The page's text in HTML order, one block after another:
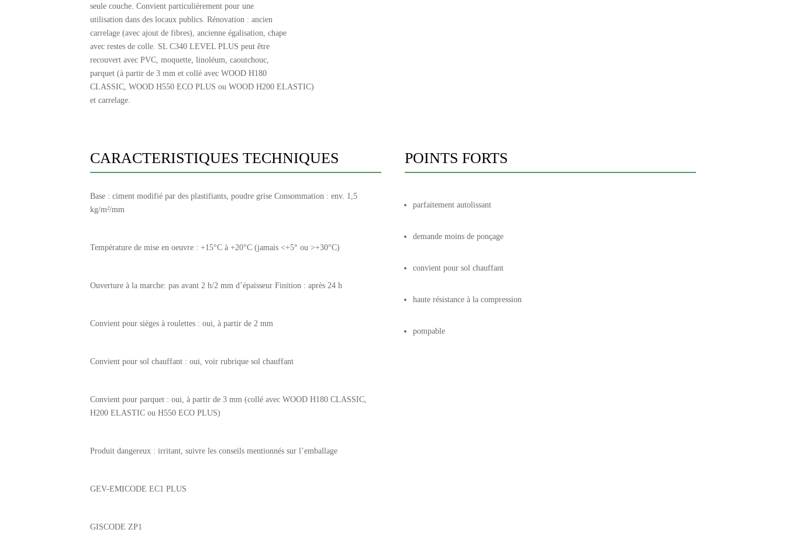
seule couche. Convient particulièrement pour une
utilisation dans des locaux publics. Rénovation : ancien
carrelage (avec ajout de fibres), ancienne égalisation, chape
avec restes de colle. SL C340 LEVEL PLUS peut être
recouvert avec PVC, moquette, linoléum, caoutchouc,
parquet (à partir de 3 mm et collé avec WOOD H180
CLASSIC, WOOD H550 ECO PLUS ou WOOD H200 ELASTIC)
et carrelage.
CARACTERISTIQUES TECHNIQUES
Base : ciment modifié par des plastifiants, poudre grise Consommation : env. 1,5
kg/m²/mm
Température de mise en oeuvre : +15°C à +20°C (jamais <+5° ou >+30°C)
Ouverture à la marche: pas avant 2 h/2 mm d’épaisseur Finition : après 24 h
Convient pour sièges à roulettes : oui, à partir de 2 mm
Convient pour sol chauffant : oui, voir rubrique sol chauffant
Convient pour parquet : oui, à partir de 3 mm (collé avec WOOD H180 CLASSIC,
H200 ELASTIC ou H550 ECO PLUS)
Produit dangereux : irritant, suivre les conseils mentionnés sur l’emballage
GEV-EMICODE EC1 PLUS
GISCODE ZP1
POINTS FORTS
parfaitement autolissant
demande moins de ponçage
convient pour sol chauffant
haute résistance à la compression
pompable